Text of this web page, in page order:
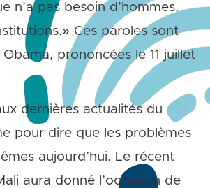
n’a pas besoin d’hommes,
Ces paroles sont
prononcées le 11 juillet
dernières actualités du
pour dire que les problèmes
aujourd’hui. Le récent
aura donné l’occasion de